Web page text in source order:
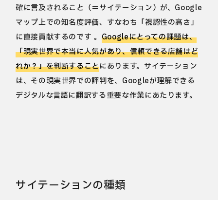
確に言及されること（＝サイテーション）が、Google
マップ上での知名度評価、すなわち「視認性の高さ」
に直接貢献するのです 。 Googleにとっての課題は、
「現実世界で本当に人気があり、信頼できる店舗はど
れか？」を判断することにあります。サイテーション
は、その現実世界での評判を、Googleが理解できる
デジタルな言語に翻訳する重要な作業にあたります。
サイテーションの種類